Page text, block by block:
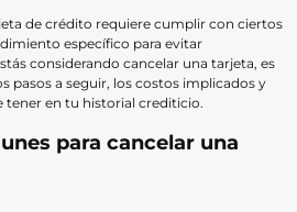
de crédito requiere cumplir con ciertos
específico para evitar
considerando cancelar una tarjeta, es
pasos a seguir, los costos implicados y
tener en tu historial crediticio.
para cancelar una